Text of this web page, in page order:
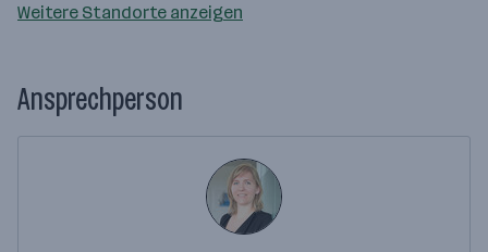
Weitere Standorte anzeigen
Ansprechperson